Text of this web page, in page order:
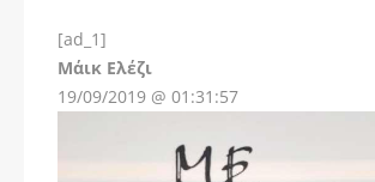
[ad_1]
Μάικ Ελέζι
19/09/2019 @ 01:31:57